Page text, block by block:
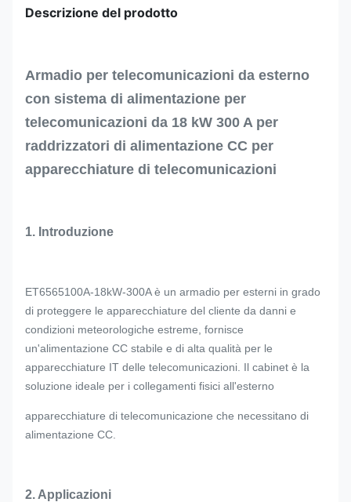
Descrizione del prodotto
Armadio per telecomunicazioni da esterno
con sistema di alimentazione per
telecomunicazioni da 18 kW 300 A per
raddrizzatori di alimentazione CC per
apparecchiature di telecomunicazioni
1. Introduzione
ET6565100A-18kW-300A è un armadio per esterni in grado
di proteggere le apparecchiature del cliente da danni e
condizioni meteorologiche estreme, fornisce
un'alimentazione CC stabile e di alta qualità per le
apparecchiature IT delle telecomunicazioni. Il cabinet è la
soluzione ideale per i collegamenti fisici all'esterno
apparecchiature di telecomunicazione che necessitano di
alimentazione CC.
2. Applicazioni